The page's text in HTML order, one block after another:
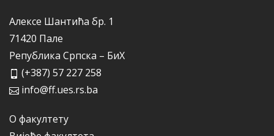
Алексе Шантића бр. 1
71420 Пале
Република Српска – БиХ
(+387) 57 227 258
info@ff.ues.rs.ba
О факултету